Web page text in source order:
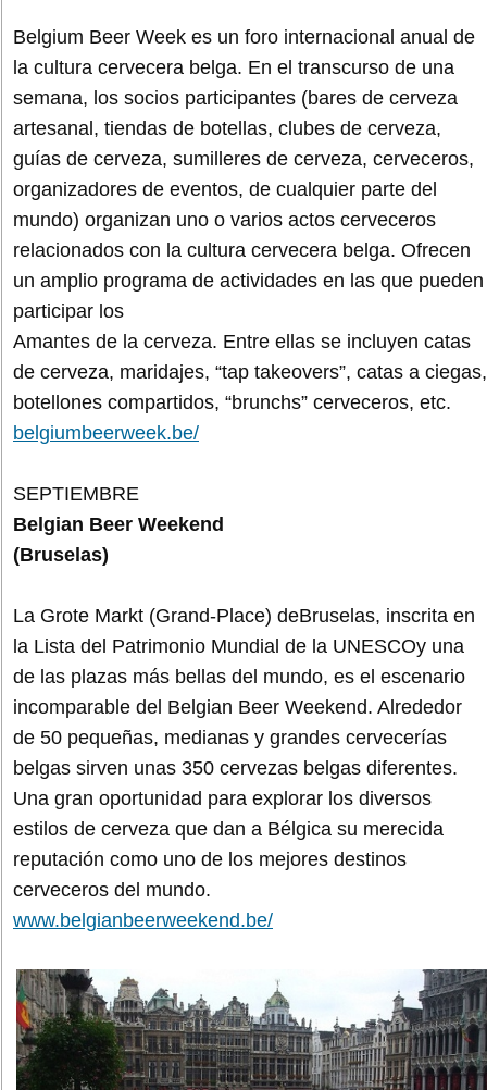
Belgium Beer Week es un foro internacional anual de
la cultura cervecera belga. En el transcurso de una
semana, los socios participantes (bares de cerveza
artesanal, tiendas de botellas, clubes de cerveza,
guías de cerveza, sumilleres de cerveza, cerveceros,
organizadores de eventos, de cualquier parte del
mundo) organizan uno o varios actos cerveceros
relacionados con la cultura cervecera belga. Ofrecen
un amplio programa de actividades en las que pueden
participar los
Amantes de la cerveza. Entre ellas se incluyen catas
de cerveza, maridajes, “tap takeovers”, catas a ciegas,
botellones compartidos, “brunchs” cerveceros, etc.
belgiumbeerweek.be/
SEPTIEMBRE
Belgian Beer Weekend
(Bruselas)
La Grote Markt (Grand-Place) deBruselas, inscrita en
la Lista del Patrimonio Mundial de la UNESCOy una
de las plazas más bellas del mundo, es el escenario
incomparable del Belgian Beer Weekend. Alrededor
de 50 pequeñas, medianas y grandes cervecerías
belgas sirven unas 350 cervezas belgas diferentes.
Una gran oportunidad para explorar los diversos
estilos de cerveza que dan a Bélgica su merecida
reputación como uno de los mejores destinos
cerveceros del mundo.
www.belgianbeerweekend.be/